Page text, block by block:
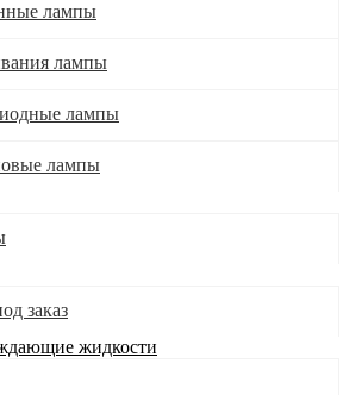
лампы
лампы
лампы
лампы
заказ
жидкости